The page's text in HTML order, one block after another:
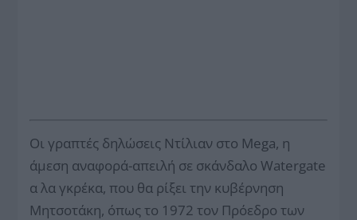
Οι γραπτές δηλώσεις Ντίλιαν στο Mega, η
άμεση αναφορά-απειλή σε σκάνδαλο Watergate
α λα γκρέκα, που θα ρίξει την κυβέρνηση
Μητσοτάκη, όπως το 1972 τον Πρόεδρο των